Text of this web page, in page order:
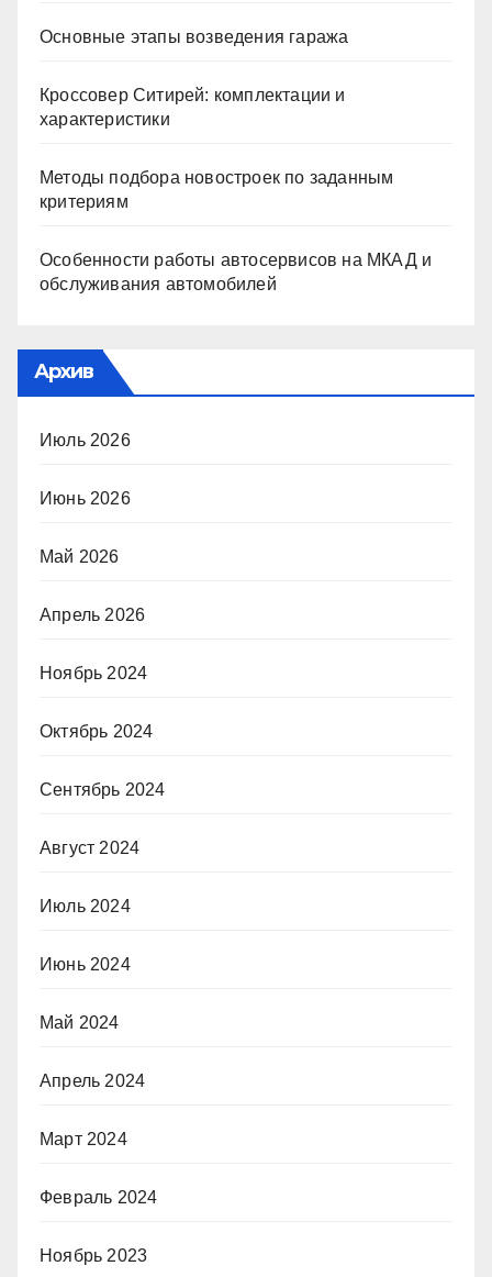
Основные этапы возведения гаража
Кроссовер Ситирей: комплектации и
характеристики
Методы подбора новостроек по заданным
критериям
Особенности работы автосервисов на МКАД и
обслуживания автомобилей
Архив
Июль 2026
Июнь 2026
Май 2026
Апрель 2026
Ноябрь 2024
Октябрь 2024
Сентябрь 2024
Август 2024
Июль 2024
Июнь 2024
Май 2024
Апрель 2024
Март 2024
Февраль 2024
Ноябрь 2023